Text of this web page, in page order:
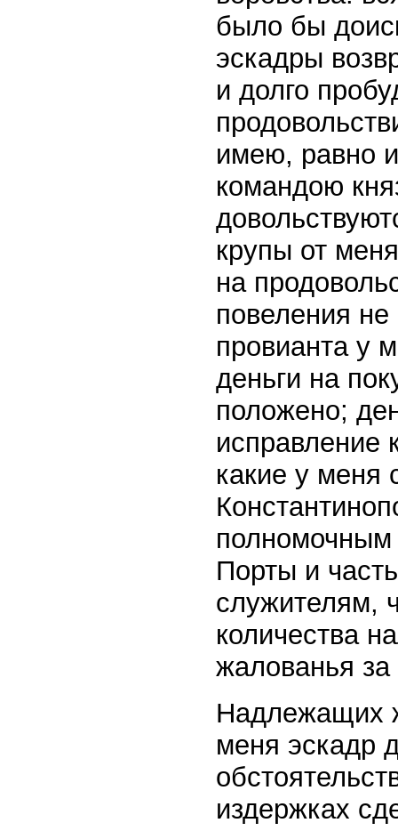
было бы
эскадры
и долго
имею, равно
командою
крупы от
на
повеления
провианта у
деньги на
положено;
исправление
какие у меня
полномочным
Порты и
служителям,
количества
жалованья
Надлежащих
меня эскадр
издержках